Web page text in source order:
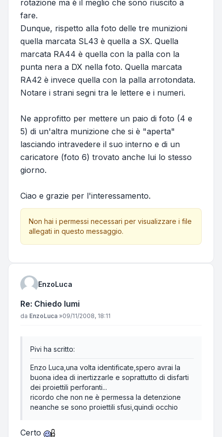
rotazione ma è il meglio che sono riuscito a
fare.
Dunque, rispetto alla foto delle tre munizioni
quella marcata SL43 è quella a SX. Quella
marcata RA44 è quella con la palla con la
punta nera a DX nella foto. Quella marcata
RA42 è invece quella con la palla arrotondata.
Notare i strani segni tra le lettere e i numeri.
Ne approfitto per mettere un paio di foto (4 e
5) di un'altra munizione che si è "aperta"
lasciando intravedere il suo interno e di un
caricatore (foto 6) trovato anche lui lo stesso
giorno.
Ciao e grazie per l'interessamento.
Non hai i permessi necessari per visualizzare i file
allegati in questo messaggio.
EnzoLuca
Re: Chiedo lumi
Messaggio
da EnzoLuca »09/11/2008, 18:11
Pivi ha scritto:
Enzo Luca,una volta identificate,spero avrai la
buona idea di inertizzarle e soprattutto di disfarti
dei proiettili perforanti...
ricordo che non ne è permessa la detenzione
neanche se sono proiettili sfusi,quindi occhio
Certo